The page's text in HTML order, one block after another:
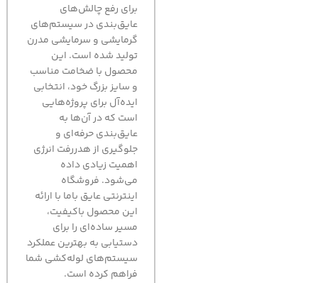
برای رفع چالش‌های
عایق‌بندی در سیستم‌های
گرمایشی و سرمایشی مدرن
تولید شده است. این
محصول با ضخامت مناسب
و سایز بزرگ خود، انتخابی
ایده‌آل برای پروژه‌هایی
است که در آن‌ها به
عایق‌بندی حرفه‌ای و
جلوگیری از هدررفت انرژی
اهمیت زیادی داده
می‌شود. فروشگاه
اینترنتی عایق باما با ارائه
این محصول باکیفیت،
مسیر ساده‌ای را برای
دستیابی به بهترین عملکرد
سیستم‌های لوله‌کشی شما
فراهم کرده است.